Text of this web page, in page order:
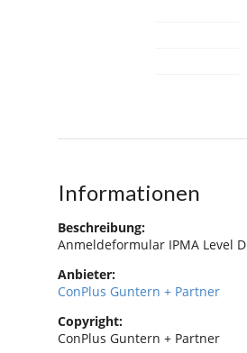
Informationen
Beschreibung:
Anmeldeformular IPMA Level D
Anbieter:
ConPlus Guntern + Partner
Copyright:
ConPlus Guntern + Partner